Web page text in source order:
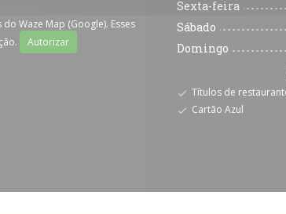
Waze Map (Google). Esses
Autorizar
Sexta-feira
Sábado
Domingo
Títulos de
Cartão Azul